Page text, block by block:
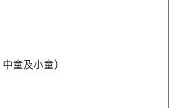
中童及小童）